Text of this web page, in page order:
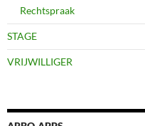
Rechtspraak
STAGE
VRIJWILLIGER